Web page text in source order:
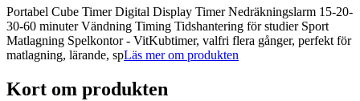
Portabel Cube Timer Digital Display Timer Nedräkningslarm 15-20-
30-60 minuter Vändning Timing Tidshantering för studier Sport
Matlagning Spelkontor - VitKubtimer, valfri flera gånger, perfekt för
matlagning, lärande, spLäs mer om produkten
Kort om produkten